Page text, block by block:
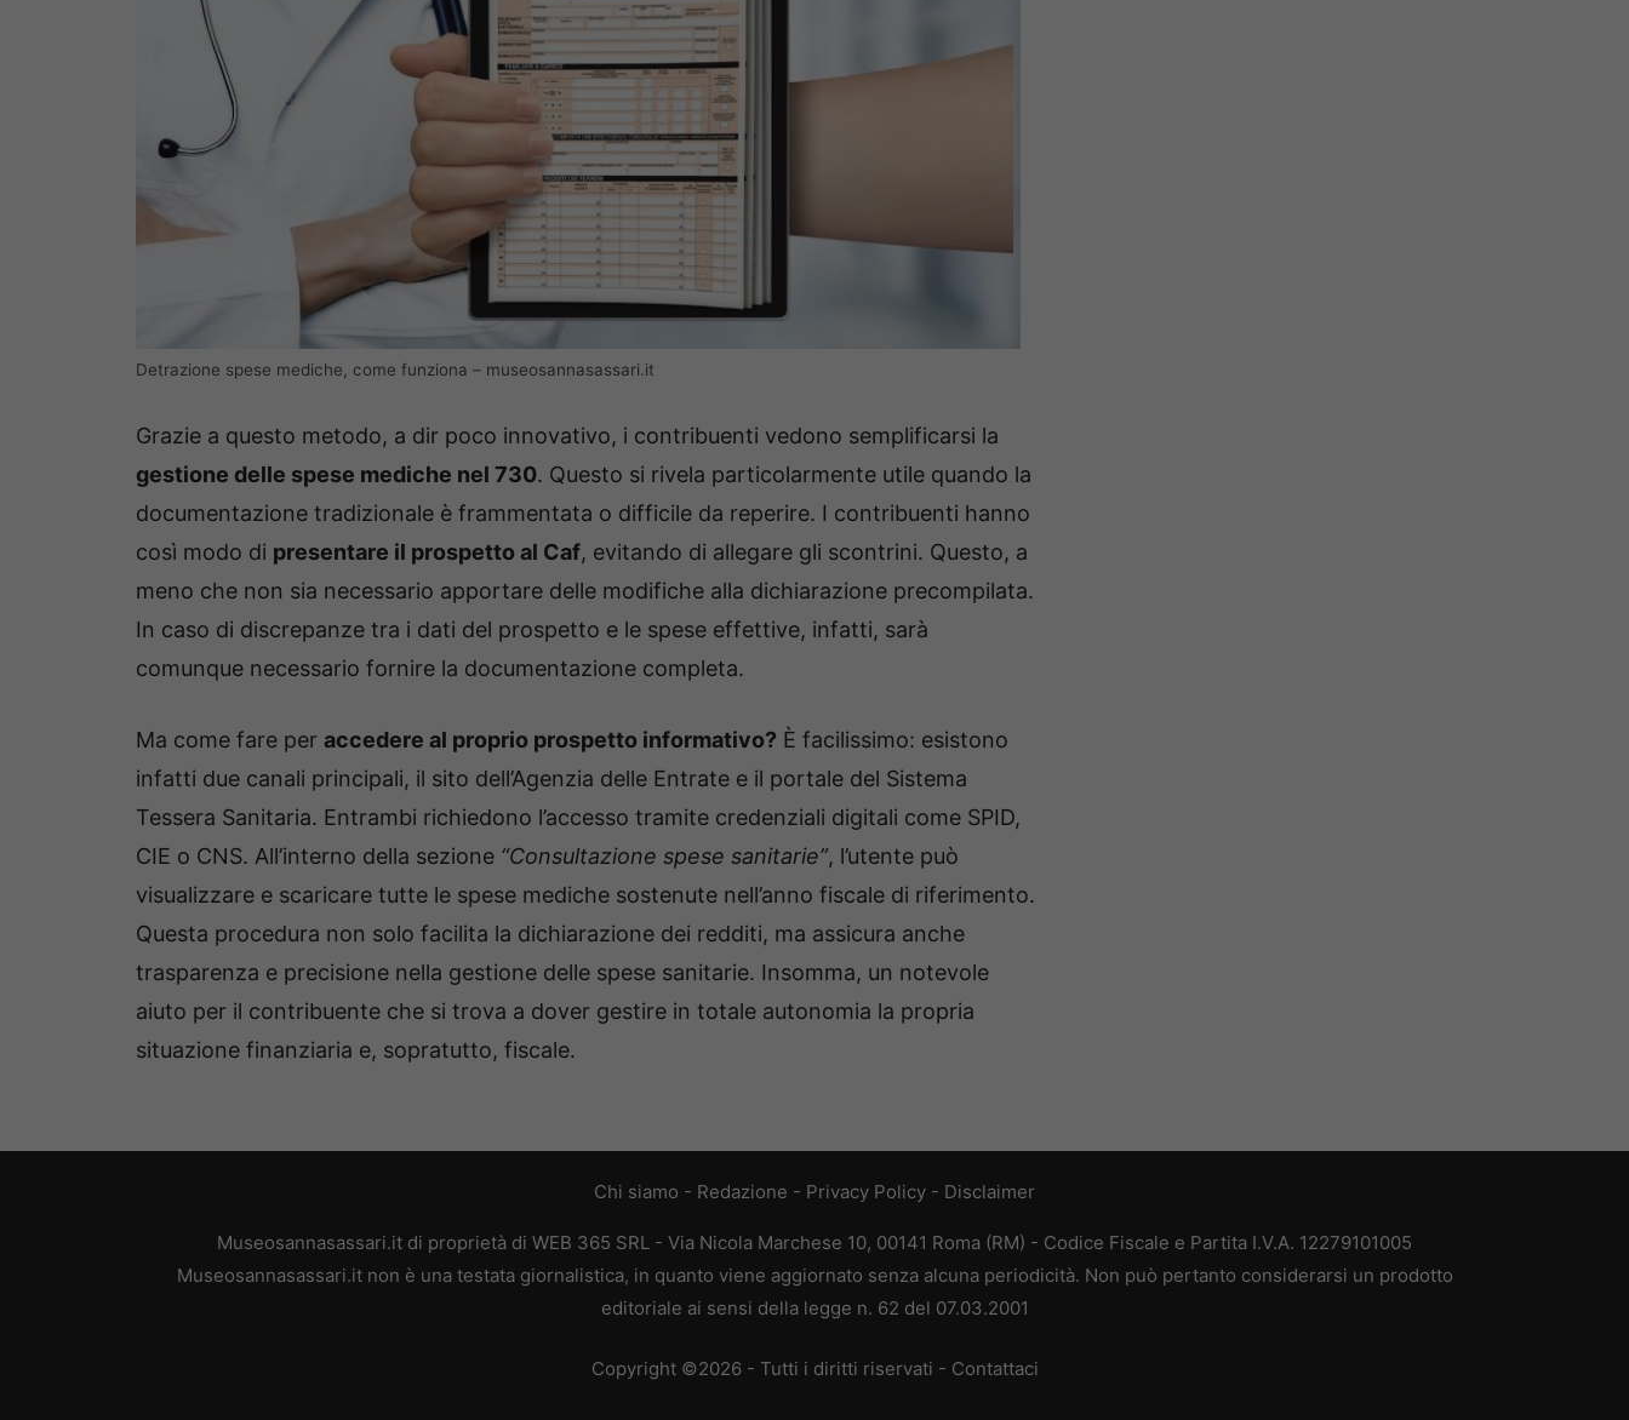
Detrazione spese mediche, come funziona – museosannasassari.it
Grazie a questo metodo, a dir poco innovativo, i contribuenti vedono semplificarsi la
gestione delle spese mediche nel 730. Questo si rivela particolarmente utile quando la
documentazione tradizionale è frammentata o difficile da reperire. I contribuenti hanno
così modo di presentare il prospetto al Caf, evitando di allegare gli scontrini. Questo, a
meno che non sia necessario apportare delle modifiche alla dichiarazione precompilata.
In caso di discrepanze tra i dati del prospetto e le spese effettive, infatti, sarà
comunque necessario fornire la documentazione completa.
Ma come fare per accedere al proprio prospetto informativo? È facilissimo: esistono
infatti due canali principali, il sito dell’Agenzia delle Entrate e il portale del Sistema
Tessera Sanitaria. Entrambi richiedono l’accesso tramite credenziali digitali come SPID,
CIE o CNS. All’interno della sezione “Consultazione spese sanitarie”, l’utente può
visualizzare e scaricare tutte le spese mediche sostenute nell’anno fiscale di riferimento.
Questa procedura non solo facilita la dichiarazione dei redditi, ma assicura anche
trasparenza e precisione nella gestione delle spese sanitarie. Insomma, un notevole
aiuto per il contribuente che si trova a dover gestire in totale autonomia la propria
situazione finanziaria e, sopratutto, fiscale.
Chi siamo - Redazione - Privacy Policy - Disclaimer
Museosannasassari.it di proprietà di WEB 365 SRL - Via Nicola Marchese 10, 00141 Roma (RM) - Codice Fiscale e Partita I.V.A. 12279101005
Museosannasassari.it non è una testata giornalistica, in quanto viene aggiornato senza alcuna periodicità. Non può pertanto considerarsi un prodotto
editoriale ai sensi della legge n. 62 del 07.03.2001
Copyright ©2026 - Tutti i diritti riservati - Contattaci